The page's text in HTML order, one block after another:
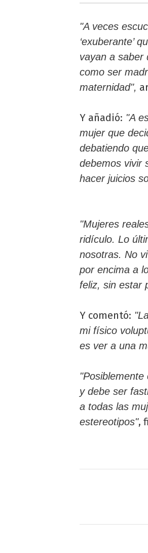
"A veces
‘exuberante’
vayan a saber
como ser
maternidad",
Y añadió: "A
mujer que
debatiendo
debemos vivir
hacer juicios
"Mujeres
ridículo. Lo
nosotras. No
por encima a
feliz, sin estar
Y comentó:
mi físico
es ver a una
y debe ser
a todas las
estereotipos",